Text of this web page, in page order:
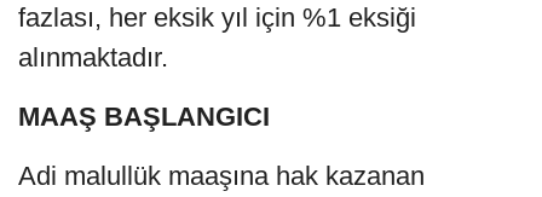
fazlası, her eksik yıl için %1 eksiği
alınmaktadır.
MAAŞ BAŞLANGICI
Adi malullük maaşına hak kazanan